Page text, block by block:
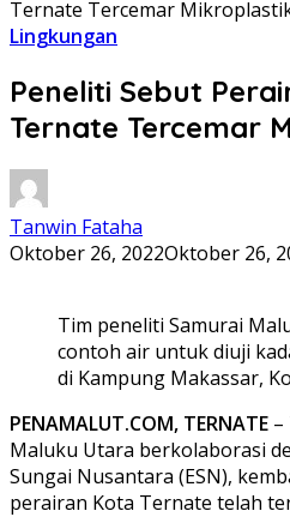
Ternate Tercemar
Lingkungan
Peneliti Sebut
Ternate Tercemar
Tanwin Fataha
Oktober 26, 2022Oktober 26,
Tim peneliti Samurai
contoh air untuk diuji
di Kampung Makassar,
PENAMALUT.COM, TERNATE –
Maluku Utara berkolaborasi
Sungai Nusantara (ESN),
perairan Kota Ternate telah